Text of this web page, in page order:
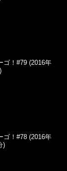
ゴ！#79 (2016年
ゴ！#78 (2016年
)